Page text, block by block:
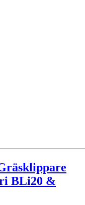
BLi20 &